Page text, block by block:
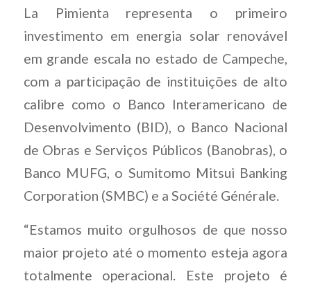
La Pimienta representa o primeiro
investimento em energia solar renovável
em grande escala no estado de Campeche,
com a participação de instituições de alto
calibre como o Banco Interamericano de
Desenvolvimento (BID), o Banco Nacional
de Obras e Serviços Públicos (Banobras), o
Banco MUFG, o Sumitomo Mitsui Banking
Corporation (SMBC) e a Société Générale.
“Estamos muito orgulhosos de que nosso
maior projeto até o momento esteja agora
totalmente operacional. Este projeto é